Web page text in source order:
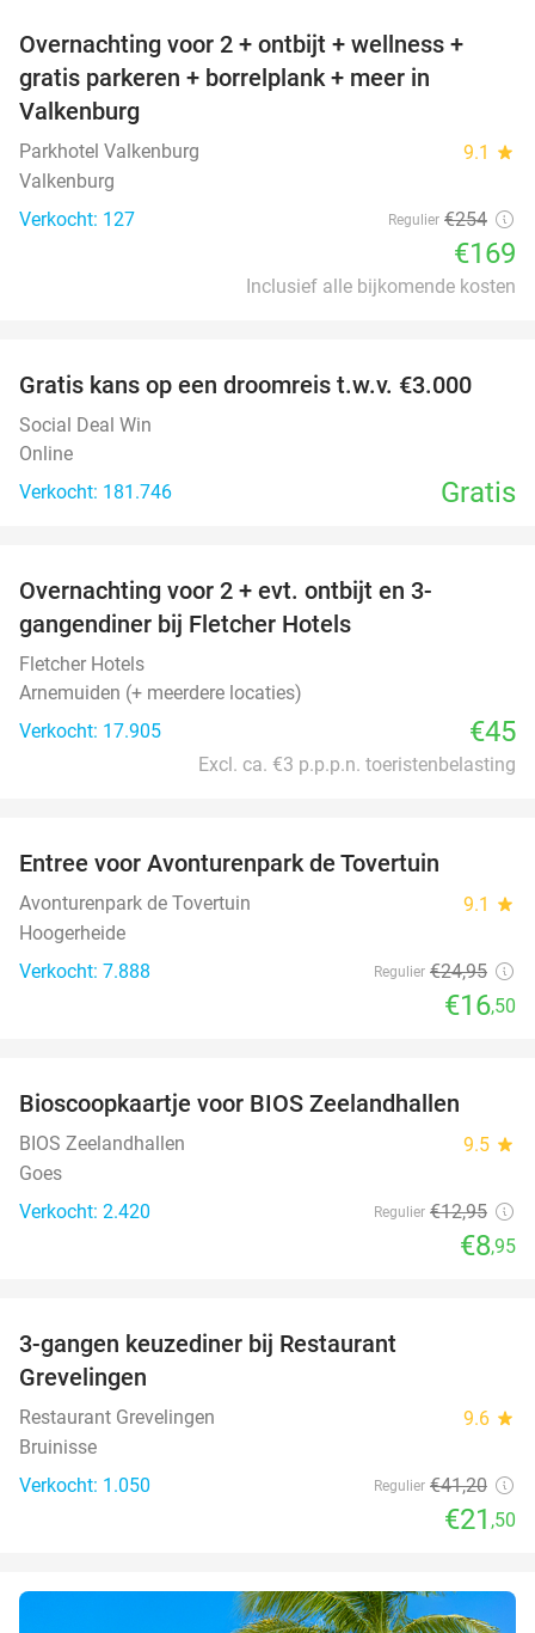
33%
Overnachting voor 2 + ontbijt + wellness +
gratis parkeren + borrelplank + meer in
Valkenburg
Parkhotel Valkenburg 9.1 star
Valkenburg
Verkocht: 127
Regulier €254
€169
Inclusief alle bijkomende kosten
Gratis kans op een droomreis t.w.v. €3.000
Social Deal Win
Online
Verkocht: 181.746
Gratis
Overnachting voor 2 + evt. ontbijt en 3-
gangendiner bij Fletcher Hotels
Fletcher Hotels
Arnemuiden (+ meerdere locaties)
Verkocht: 17.905
€45
Excl. ca. €3 p.p.p.n. toeristenbelasting
Entree voor Avonturenpark de Tovertuin
Avonturenpark de Tovertuin 9.1 star
Hoogerheide
Verkocht: 7.888
Regulier €24,95
€16,50
Bioscoopkaartje voor BIOS Zeelandhallen
BIOS Zeelandhallen 9.5 star
Goes
Verkocht: 2.420
Regulier €12,95
€8,95
3-gangen keuzediner bij Restaurant
Grevelingen
Restaurant Grevelingen 9.6 star
Bruinisse
Verkocht: 1.050
Regulier €41,20
€21 ,50